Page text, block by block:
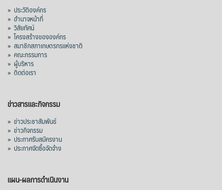
» ประวัติองค์กร
» อำนาจหน้าที่
» วิสัยทัศน์
» โครงสร้างขององค์กร
» สมาชิกสภาเกษตรกรแห่งชาติ
» คณะกรรมการ
» ผู้บริหาร
» ติดต่อเรา
ข่าวสารและกิจกรรม
» ข่าวประชาสัมพันธ์
» ข่าวกิจกรรม
» ประกาศรับสมัครงาน
» ประกาศจัดซื้อจัดจ้าง
แผน-ผลการดำเนินงาน